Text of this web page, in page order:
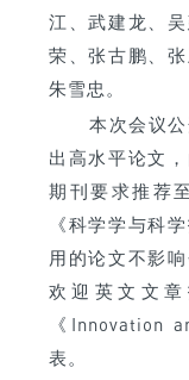
江、武建龙、
荣、张古鹏、
朱雪忠。
本次会议
出高水平论文
期刊要求推荐
《科学学与科
用的论文不影
欢迎英文文
《Innovation
表。